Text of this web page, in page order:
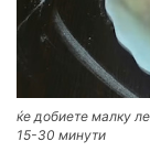
ќе добиете малку
15-30 минути